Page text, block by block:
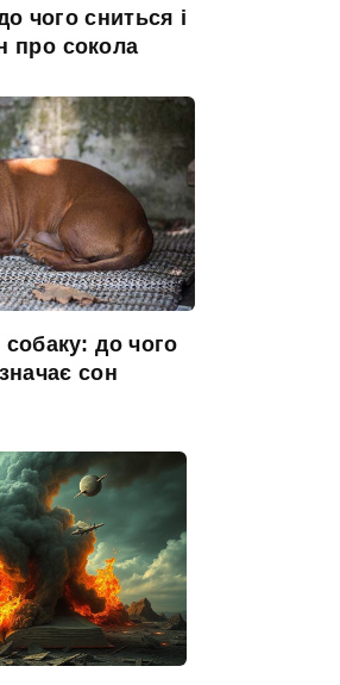
чого сниться і
про сокола
до чого
сон